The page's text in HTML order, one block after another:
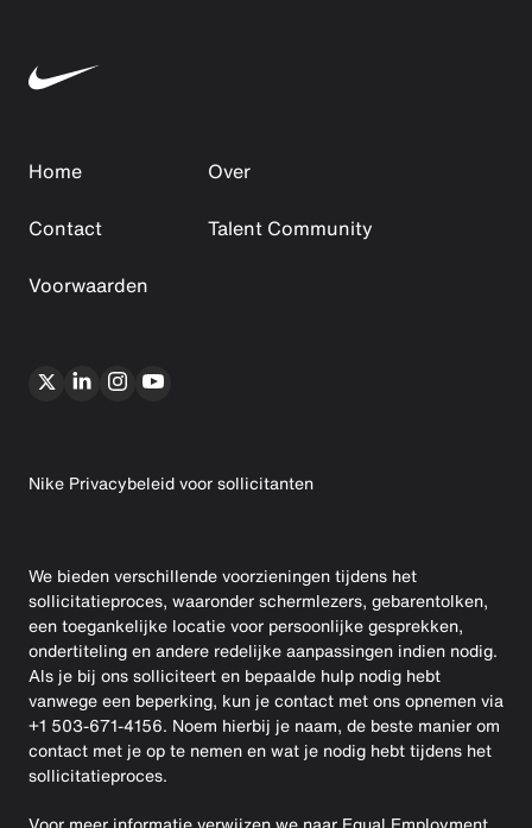
Home
Over
Contact
Talent Community
Voorwaarden
Nike Privacybeleid voor sollicitanten
We bieden verschillende voorzieningen tijdens het
sollicitatieproces, waaronder schermlezers, gebarentolken,
een toegankelijke locatie voor persoonlijke gesprekken,
ondertiteling en andere redelijke aanpassingen indien nodig.
Als je bij ons solliciteert en bepaalde hulp nodig hebt
vanwege een beperking, kun je contact met ons opnemen via
+1 503-671-4156. Noem hierbij je naam, de beste manier om
contact met je op te nemen en wat je nodig hebt tijdens het
sollicitatieproces.